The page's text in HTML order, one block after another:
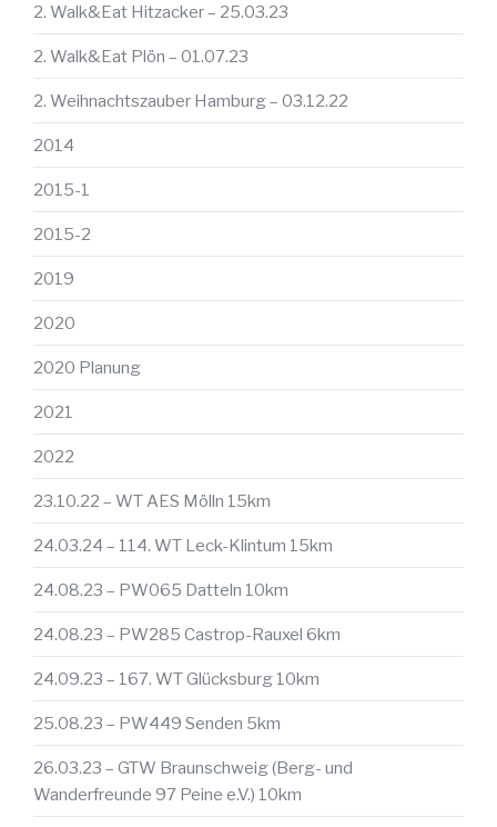
2. Walk&Eat Hitzacker – 25.03.23
2. Walk&Eat Plön – 01.07.23
2. Weihnachtszauber Hamburg – 03.12.22
2014
2015-1
2015-2
2019
2020
2020 Planung
2021
2022
23.10.22 – WT AES Mölln 15km
24.03.24 – 114. WT Leck-Klintum 15km
24.08.23 – PW065 Datteln 10km
24.08.23 – PW285 Castrop-Rauxel 6km
24.09.23 – 167. WT Glücksburg 10km
25.08.23 – PW449 Senden 5km
26.03.23 – GTW Braunschweig (Berg- und
Wanderfreunde 97 Peine e.V.) 10km